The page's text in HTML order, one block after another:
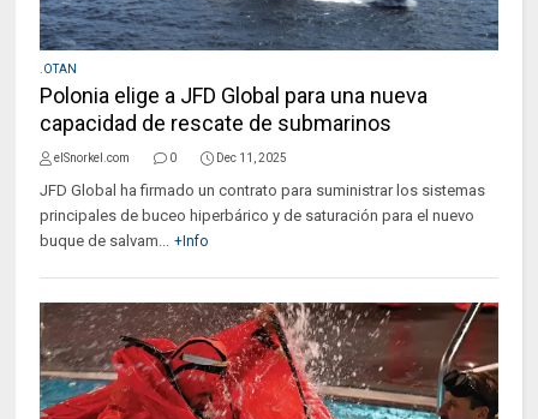
.OTAN
Polonia elige a JFD Global para una nueva
capacidad de rescate de submarinos
elSnorkel.com 0 Dec 11, 2025
JFD Global ha firmado un contrato para suministrar los sistemas
principales de buceo hiperbárico y de saturación para el nuevo
buque de salvam... +Info